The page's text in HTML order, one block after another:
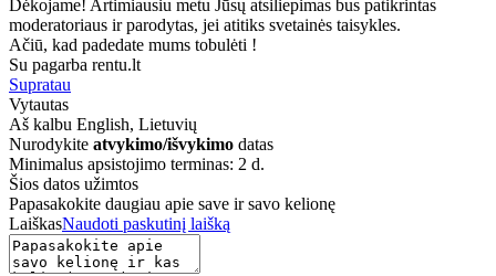
Dėkojame! Artimiausiu metu Jūsų atsiliepimas bus patikrintas
moderatoriaus ir parodytas, jei atitiks svetainės taisykles.
Ačiū, kad padedate mums tobulėti !
Su pagarba rentu.lt
Supratau
Vytautas
Aš kalbu English, Lietuvių
Nurodykite atvykimo/išvykimo datas
Minimalus apsistojimo terminas: 2 d.
Šios datos užimtos
Papasakokite daugiau apie save ir savo kelionę
LaiškasNaudoti paskutinį laišką